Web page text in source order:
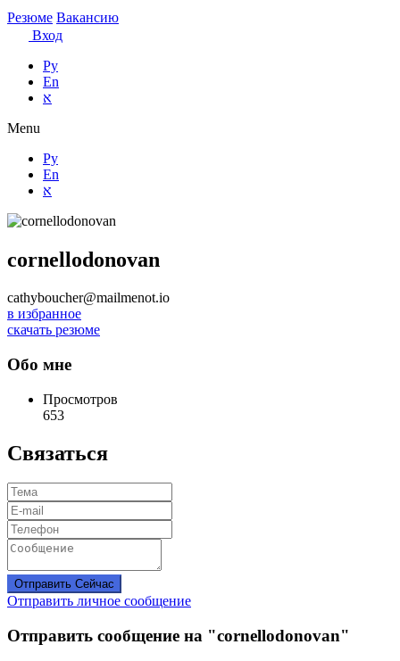
Резюме Вакансию
Вход
Ру
En
א
Menu
Ру
En
א
cornellodonovan
cathyboucher@mailmenot.io
в избранное
скачать резюме
Обо мне
Просмотров
653
Связаться
Отправить Сейчас
Отправить личное сообщение
Отправить сообщение на "cornellodonovan"